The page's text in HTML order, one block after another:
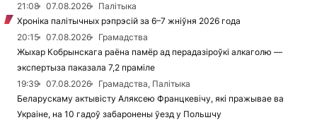
21:08
07.08.2026
Палітыка
Хроніка палітычных рэпрэсій за 6–7 жніўня 2026 года
20:15
07.08.2026
Грамадства
Жыхар Кобрынскага раёна памёр ад перадазіроўкі алкаголю —
экспертыза паказала 7,2 праміле
19:39
07.08.2026
Грамадства, Палітыка
Беларускаму актывісту Аляксею Францкевічу, які пражывае ва
Украіне, на 10 гадоў забаронены ўезд у Польшчу